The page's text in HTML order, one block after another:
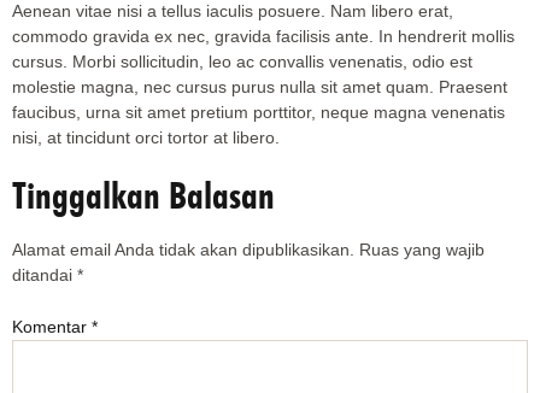
Aenean vitae nisi a tellus iaculis posuere. Nam libero erat,
commodo gravida ex nec, gravida facilisis ante. In hendrerit mollis
cursus. Morbi sollicitudin, leo ac convallis venenatis, odio est
molestie magna, nec cursus purus nulla sit amet quam. Praesent
faucibus, urna sit amet pretium porttitor, neque magna venenatis
nisi, at tincidunt orci tortor at libero.
Tinggalkan Balasan
Alamat email Anda tidak akan dipublikasikan.
Ruas yang wajib
ditandai *
Komentar *